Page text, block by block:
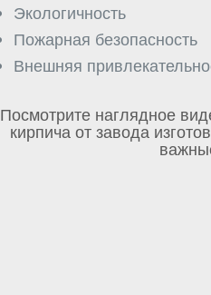
Экологичность
Пожарная безопасность
Внешняя
Посмотрите наглядное
кирпича от завода